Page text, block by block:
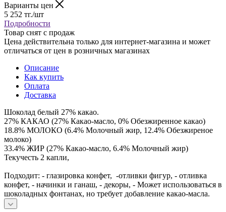
Варианты цен
5 252 тг./шт
Подробности
Товар снят с продаж
Цена действительна только для интернет-магазина и может
отличаться от цен в розничных магазинах
Описание
Как купить
Оплата
Доставка
Шоколад белый 27% какао.
27% КАКАО (27% Какао-масло, 0% Обезжиренное какао)
18.8% МОЛОКО (6.4% Молочный жир, 12.4% Обезжиреное
молоко)
33.4% ЖИР (27% Какао-масло, 6.4% Молочный жир)
Текучесть 2 капли,
Подходит: - глазировка конфет, -отливки фигур, - отливка
конфет, - начинки и ганаш, - декоры, - Может использоваться в
шоколадных фонтанах, но требует добавление какао-масла.